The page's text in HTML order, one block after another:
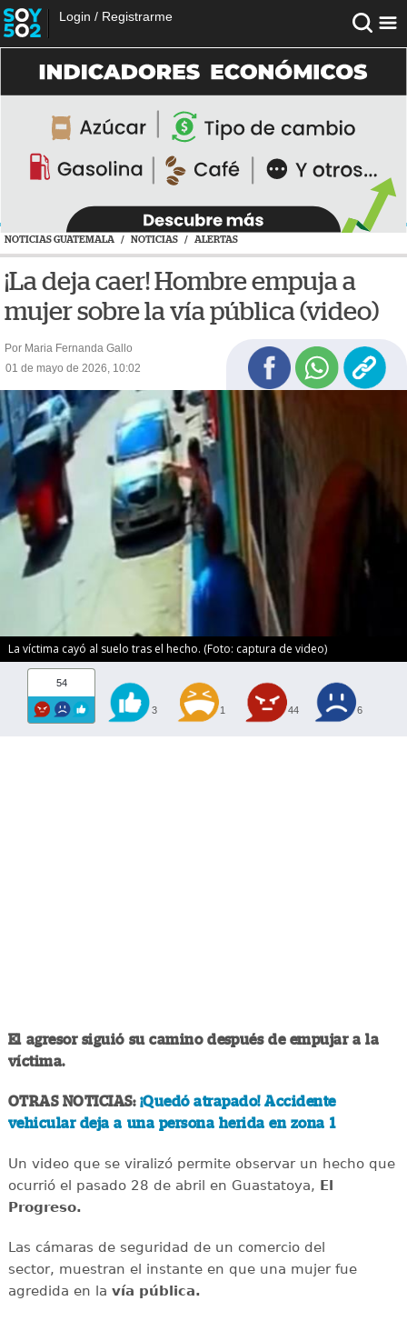
Login / Registrarme
NOTICIAS GUATEMALA / NOTICIAS / ALERTAS
¡La deja caer! Hombre empuja a
mujer sobre la vía pública (video)
Por Maria Fernanda Gallo
01 de mayo de 2026, 10:02
La víctima cayó al suelo tras el hecho. (Foto: captura de video)
54
3 1 44 6
El agresor siguió su camino después de empujar a la
víctima.
OTRAS NOTICIAS:¡Quedó atrapado! Accidente
vehicular deja a una persona herida en zona 1
Un video que se viralizó permite observar un hecho que
ocurrió el pasado 28 de abril en Guastatoya, El
Progreso.
Las cámaras de seguridad de un comercio del
sector, muestran el instante en que una mujer fue
agredida en la vía pública.